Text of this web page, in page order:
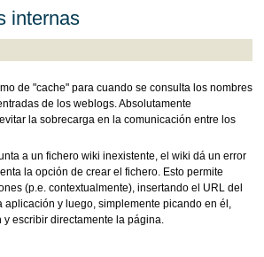
internas
de "cache" para cuando se consulta los nombres
de los weblogs. Absolutamente
la sobrecarga en la comunicación entre los
a un fichero wiki inexistente, el wiki dá un error
la opción de crear el fichero. Esto permite
(p.e. contextualmente), insertando el URL del
aplicación y luego, simplemente picando en él,
y escribir directamente la página.